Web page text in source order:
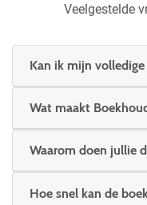
Veelgestelde
Kan ik mijn
Wat maakt
Waarom doen jullie
Hoe snel kan de